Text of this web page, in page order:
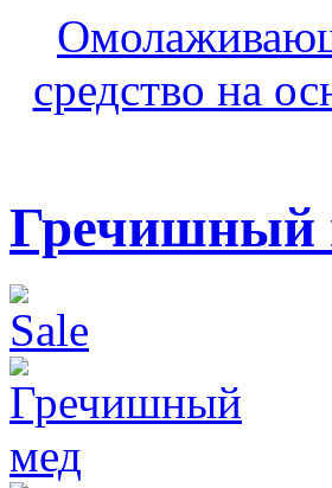
средство на
Гречишный